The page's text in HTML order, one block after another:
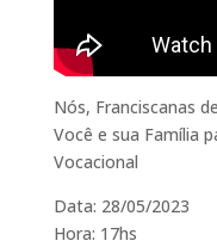
Nós, Franciscanas
Você e sua Família
Vocacional
Data: 28/05/2023
Hora: 17hs